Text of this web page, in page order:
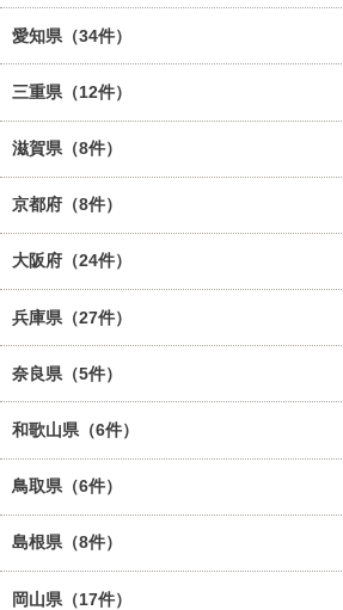
愛知県（34件）
三重県（12件）
滋賀県（8件）
京都府（8件）
大阪府（24件）
兵庫県（27件）
奈良県（5件）
和歌山県（6件）
鳥取県（6件）
島根県（8件）
岡山県（17件）